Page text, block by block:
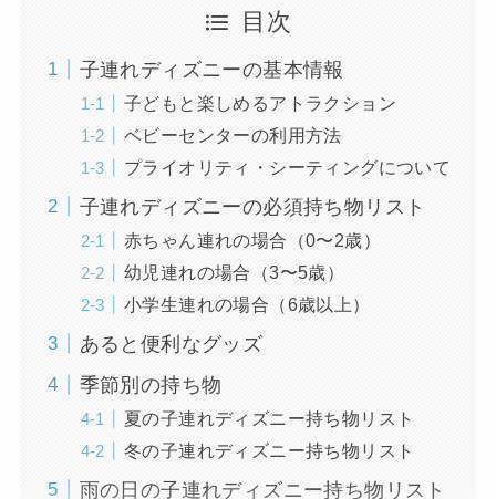
目次
子連れディズニーの基本情報
子どもと楽しめるアトラクション
ベビーセンターの利用方法
プライオリティ・シーティングについて
子連れディズニーの必須持ち物リスト
赤ちゃん連れの場合（0〜2歳）
幼児連れの場合（3〜5歳）
小学生連れの場合（6歳以上）
あると便利なグッズ
季節別の持ち物
夏の子連れディズニー持ち物リスト
冬の子連れディズニー持ち物リスト
雨の日の子連れディズニー持ち物リスト